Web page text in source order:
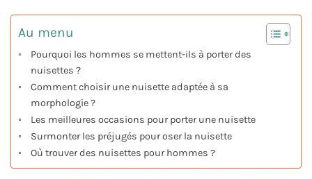
Au menu
Pourquoi les hommes se mettent-ils à porter des
nuisettes ?
Comment choisir une nuisette adaptée à sa
morphologie ?
Les meilleures occasions pour porter une nuisette
Surmonter les préjugés pour oser la nuisette
Où trouver des nuisettes pour hommes ?